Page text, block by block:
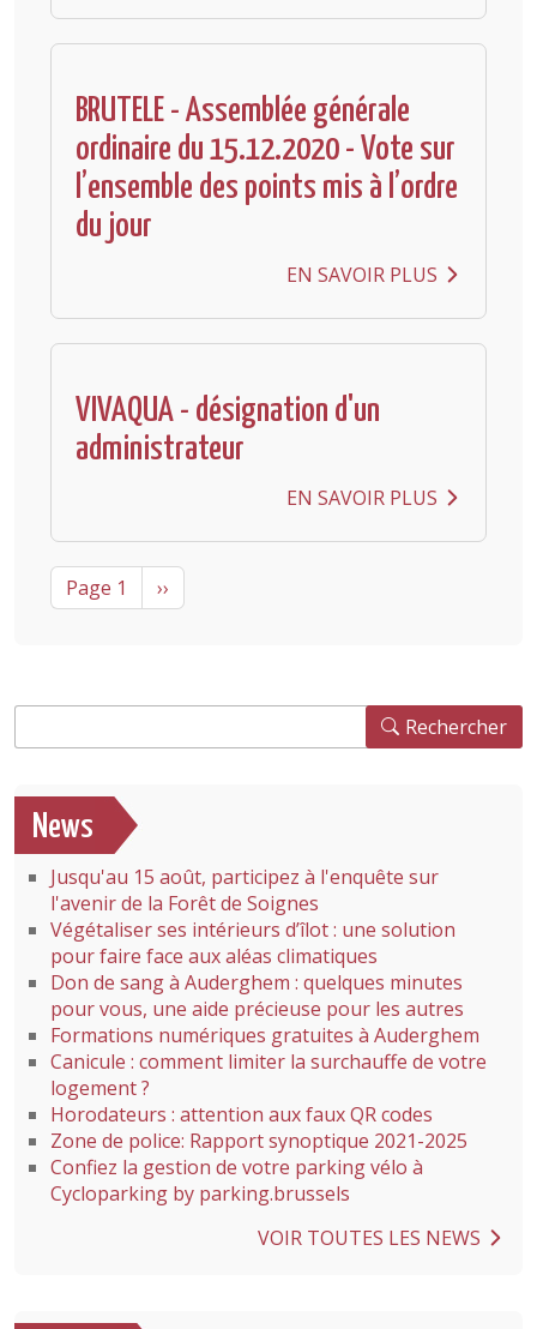
BRUTELE - Assemblée générale
ordinaire du 15.12.2020 - Vote sur
l’ensemble des points mis à l’ordre
du jour
EN SAVOIR PLUS
VIVAQUA - désignation d'un
administrateur
EN SAVOIR PLUS
Pagination
Page 1 Next page
››
Rechercher
News
Jusqu'au 15 août, participez à l'enquête sur
l'avenir de la Forêt de Soignes
Végétaliser ses intérieurs d’îlot : une solution
pour faire face aux aléas climatiques
Don de sang à Auderghem : quelques minutes
pour vous, une aide précieuse pour les autres
Formations numériques gratuites à Auderghem
Canicule : comment limiter la surchauffe de votre
logement ?
Horodateurs : attention aux faux QR codes
Zone de police: Rapport synoptique 2021-2025
Confiez la gestion de votre parking vélo à
Cycloparking by parking.brussels
VOIR TOUTES LES NEWS